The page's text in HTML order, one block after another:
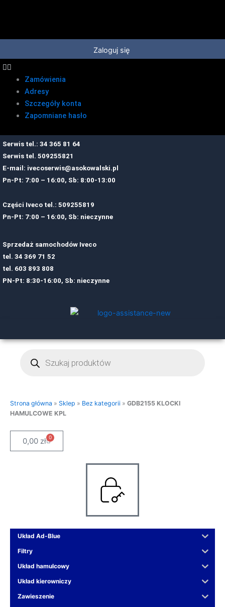
Zaloguj się
Zamówienia
Adresy
Szczegóły konta
Zapomniane hasło
Serwis tel.: 34 365 81 64
Serwis tel. 509255821
E-mail: ivecoserwis@asokowalski.pl
Pn-Pt: 7:00 – 16:00, Sb: 8:00-13:00
Części Iveco tel.: 509255819
Pn-Pt: 7:00 – 16:00, Sb: nieczynne
Sprzedaż samochodów Iveco
tel. 34 369 71 52
tel. 603 893 808
PN-Pt: 8:30-16:00, Sb: nieczynne
produktów
Strona główna » Sklep » Bez kategorii » GDB2155 KLOCKI
HAMULCOWE KPL
0,00 zł 0
Cart
Układ Ad-Blue
Filtry
Układ hamulcowy
Układ kierowniczy
Zawieszenie